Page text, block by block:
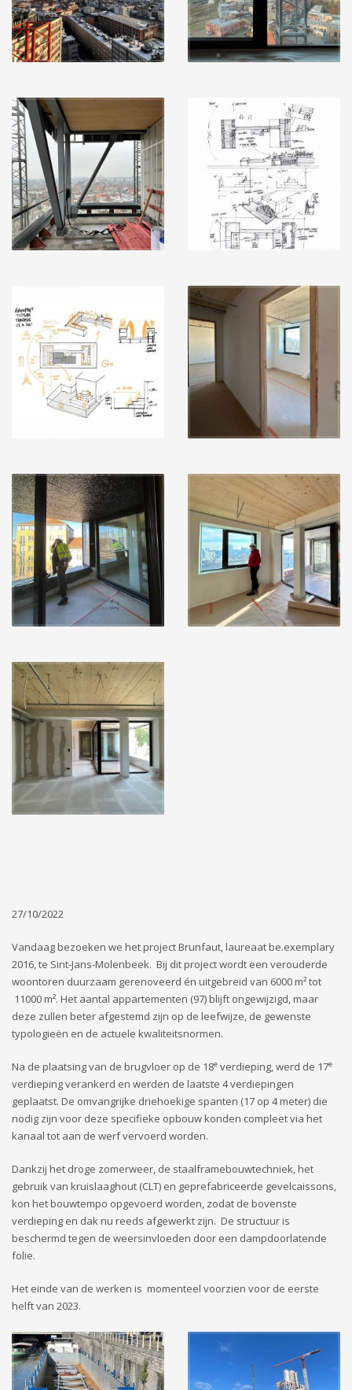
27/10/2022
Vandaag bezoeken we het project Brunfaut, laureaat be.exemplary
2016, te Sint-Jans-Molenbeek. Bij dit project wordt een verouderde
woontoren duurzaam gerenoveerd én uitgebreid van 6000 m² tot
11000 m². Het aantal appartementen (97) blijft ongewijzigd, maar
deze zullen beter afgestemd zijn op de leefwijze, de gewenste
typologieën en de actuele kwaliteitsnormen.
Na de plaatsing van de brugvloer op de 18e verdieping, werd de 17e
verdieping verankerd en werden de laatste 4 verdiepingen
geplaatst. De omvangrijke driehoekige spanten (17 op 4 meter) die
nodig zijn voor deze specifieke opbouw konden compleet via het
kanaal tot aan de werf vervoerd worden.
Dankzij het droge zomerweer, de staalframebouwtechniek, het
gebruik van kruislaaghout (CLT) en geprefabriceerde gevelcaissons,
kon het bouwtempo opgevoerd worden, zodat de bovenste
verdieping en dak nu reeds afgewerkt zijn. De structuur is
beschermd tegen de weersinvloeden door een dampdoorlatende
folie.
Het einde van de werken is momenteel voorzien voor de eerste
helft van 2023.